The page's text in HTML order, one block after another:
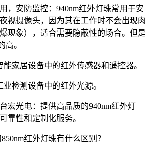
，安防监控：940nm红外灯珠常用于安
视摄像头，因为其在工作时不会出现肉
现象），适合需要隐蔽性的场合。但是
高。
家居设备中的红外传感器和遥控器。
检测设备中的红外光源。
宏光电：提供高品质的940nm红外灯
靠性和定制化服务。
红外灯珠有什么区别？